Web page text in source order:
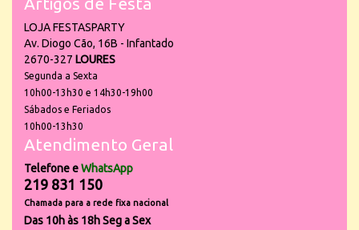
LOJA FESTASPARTY
Av. Diogo Cão, 16B - Infantado
2670-327 LOURES
Segunda a Sexta
10h00-13h30 e 14h30-19h00
Sábados e Feriados
10h00-13h30
Atendimento Geral
Telefone eWhatsApp
219 831 150
Chamada para a rede fixa nacional
Das 10h às 18h Seg a Sex